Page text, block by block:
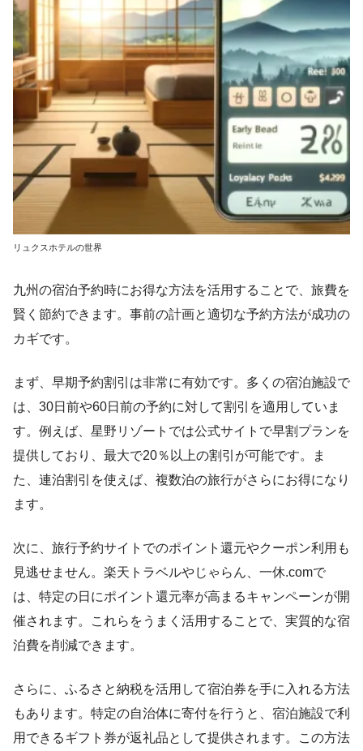
リュクスホテルの世界
九州の宿泊予約時にお得な方法を活用することで、旅費を
賢く節約できます。事前の計画と適切な予約方法が成功の
カギです。
まず、早期予約割引は非常に有効です。多くの宿泊施設で
は、30日前や60日前の予約に対して割引を適用していま
す。例えば、星野リゾートでは公式サイトで早割プランを
提供しており、最大で20％以上の割引が可能です。ま
た、連泊割引を使えば、複数泊の旅行がさらにお得になり
ます。
次に、旅行予約サイトでのポイント還元やクーポン利用も
見逃せません。楽天トラベルやじゃらん、一休.comで
は、特定の日にポイント還元率が高まるキャンペーンが開
催されます。これらをうまく活用することで、実質的な宿
泊費を削減できます。
さらに、ふるさと納税を活用して宿泊券を手に入れる方法
もあります。特定の自治体に寄付を行うと、宿泊施設で利
用できるギフト券が返礼品として提供されます。この方法